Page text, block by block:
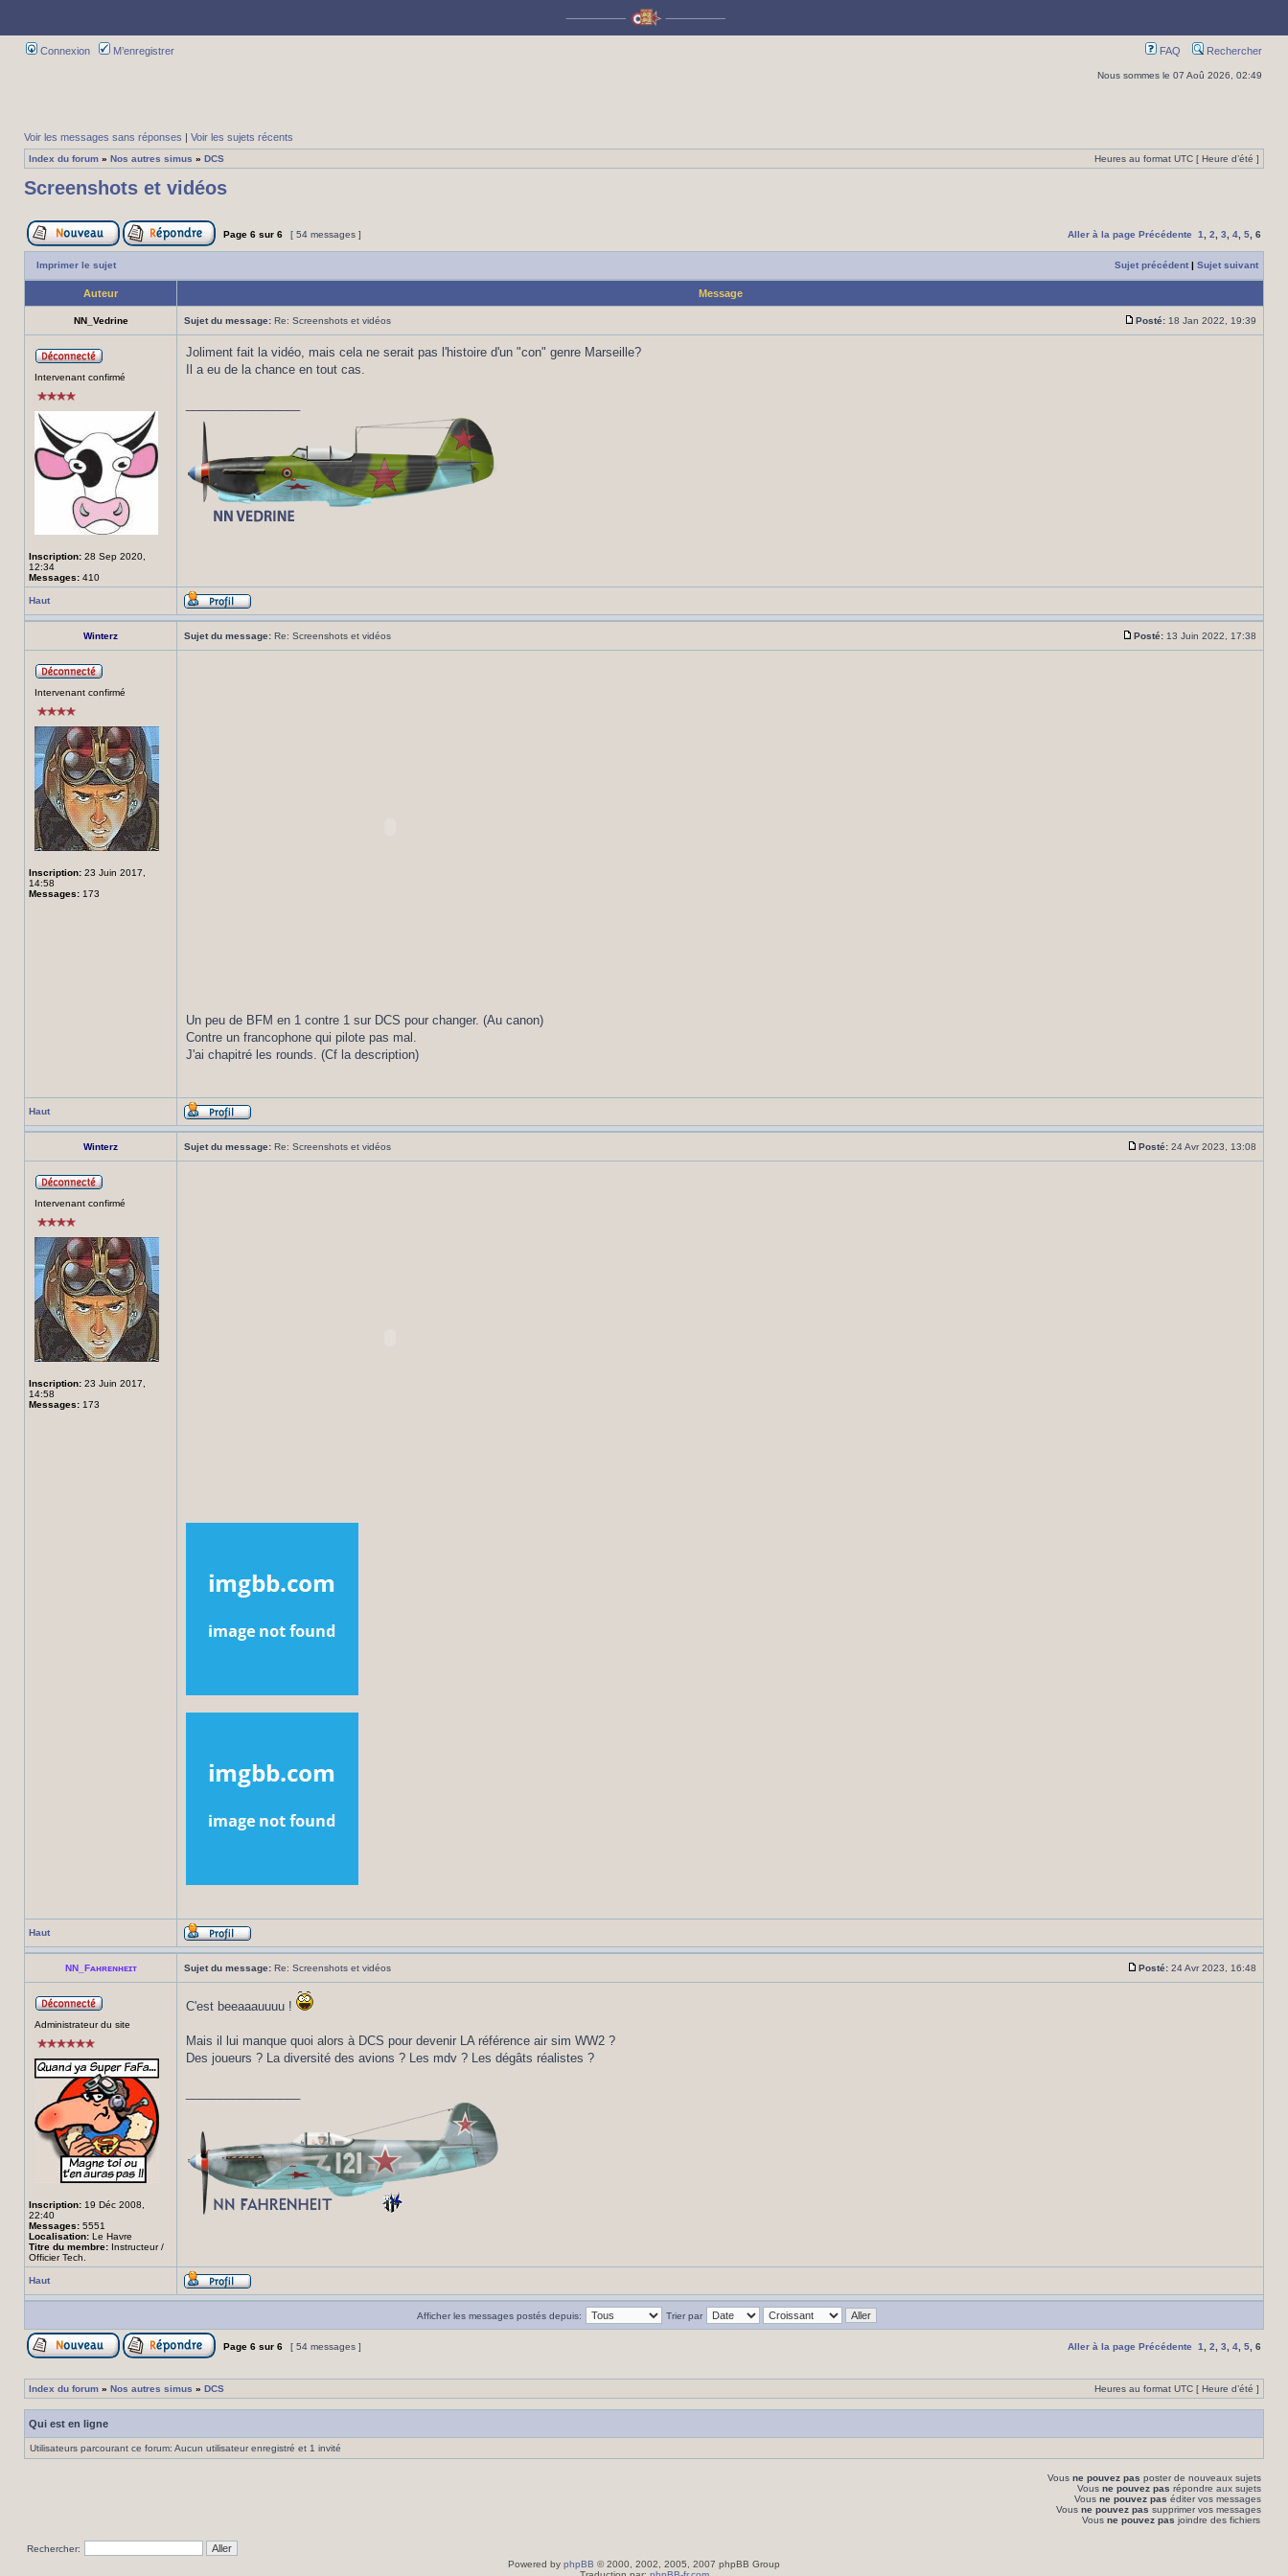
Connexion M’enregistrer FAQ Rechercher
Nous sommes le 07 Aoû 2026, 02:49
Voir les messages sans réponses | Voir les sujets récents
Index du forum » Nos autres simus » DCS Heures au format UTC [ Heure d’été ]
Screenshots et vidéos
Page 6 sur 6 [ 54 messages ] Aller à la page Précédente 1 2 3 4 5 6
Imprimer le sujet Sujet précédent | Sujet suivant
Auteur Message
NN_Vedrine Sujet du message: Re: Screenshots et vidéos Posté: 18 Jan 2022, 19:39
Intervenant confirmé
Inscription: 28 Sep 2020,
12:34
Messages: 410
Joliment fait la vidéo, mais cela ne serait pas l'histoire d'un "con" genre Marseille?
Il a eu de la chance en tout cas.
Haut
Winterz Sujet du message: Re: Screenshots et vidéos Posté: 13 Juin 2022, 17:38
Intervenant confirmé
Inscription: 23 Juin 2017,
14:58
Messages: 173
Un peu de BFM en 1 contre 1 sur DCS pour changer. (Au canon)
Contre un francophone qui pilote pas mal.
J'ai chapitré les rounds. (Cf la description)
Haut
Winterz Sujet du message: Re: Screenshots et vidéos Posté: 24 Avr 2023, 13:08
Intervenant confirmé
Inscription: 23 Juin 2017,
14:58
Messages: 173
Haut
NN_Fᴀʜʀᴇɴʜᴇɪᴛ Sujet du message: Re: Screenshots et vidéos Posté: 24 Avr 2023, 16:48
Administrateur du site
Inscription: 19 Déc 2008,
22:40
Messages: 5551
Localisation: Le Havre
Titre du membre: Instructeur /
Officier Tech.
C'est beeaaauuuu !
Mais il lui manque quoi alors à DCS pour devenir LA référence air sim WW2 ?
Des joueurs ? La diversité des avions ? Les mdv ? Les dégâts réalistes ?
Haut
Afficher les messages postés depuis: Trier par
Page 6 sur 6 [ 54 messages ] Aller à la page Précédente 1 2 3 4 5 6
Index du forum » Nos autres simus » DCS Heures au format UTC [ Heure d’été ]
Qui est en ligne
Utilisateurs parcourant ce forum: Aucun utilisateur enregistré et 1 invité
Vous ne pouvez pas poster de nouveaux sujets
Vous ne pouvez pas répondre aux sujets
Vous ne pouvez pas éditer vos messages
Vous ne pouvez pas supprimer vos messages
Vous ne pouvez pas joindre des fichiers
Rechercher:
Powered by phpBB © 2000, 2002, 2005, 2007 phpBB Group